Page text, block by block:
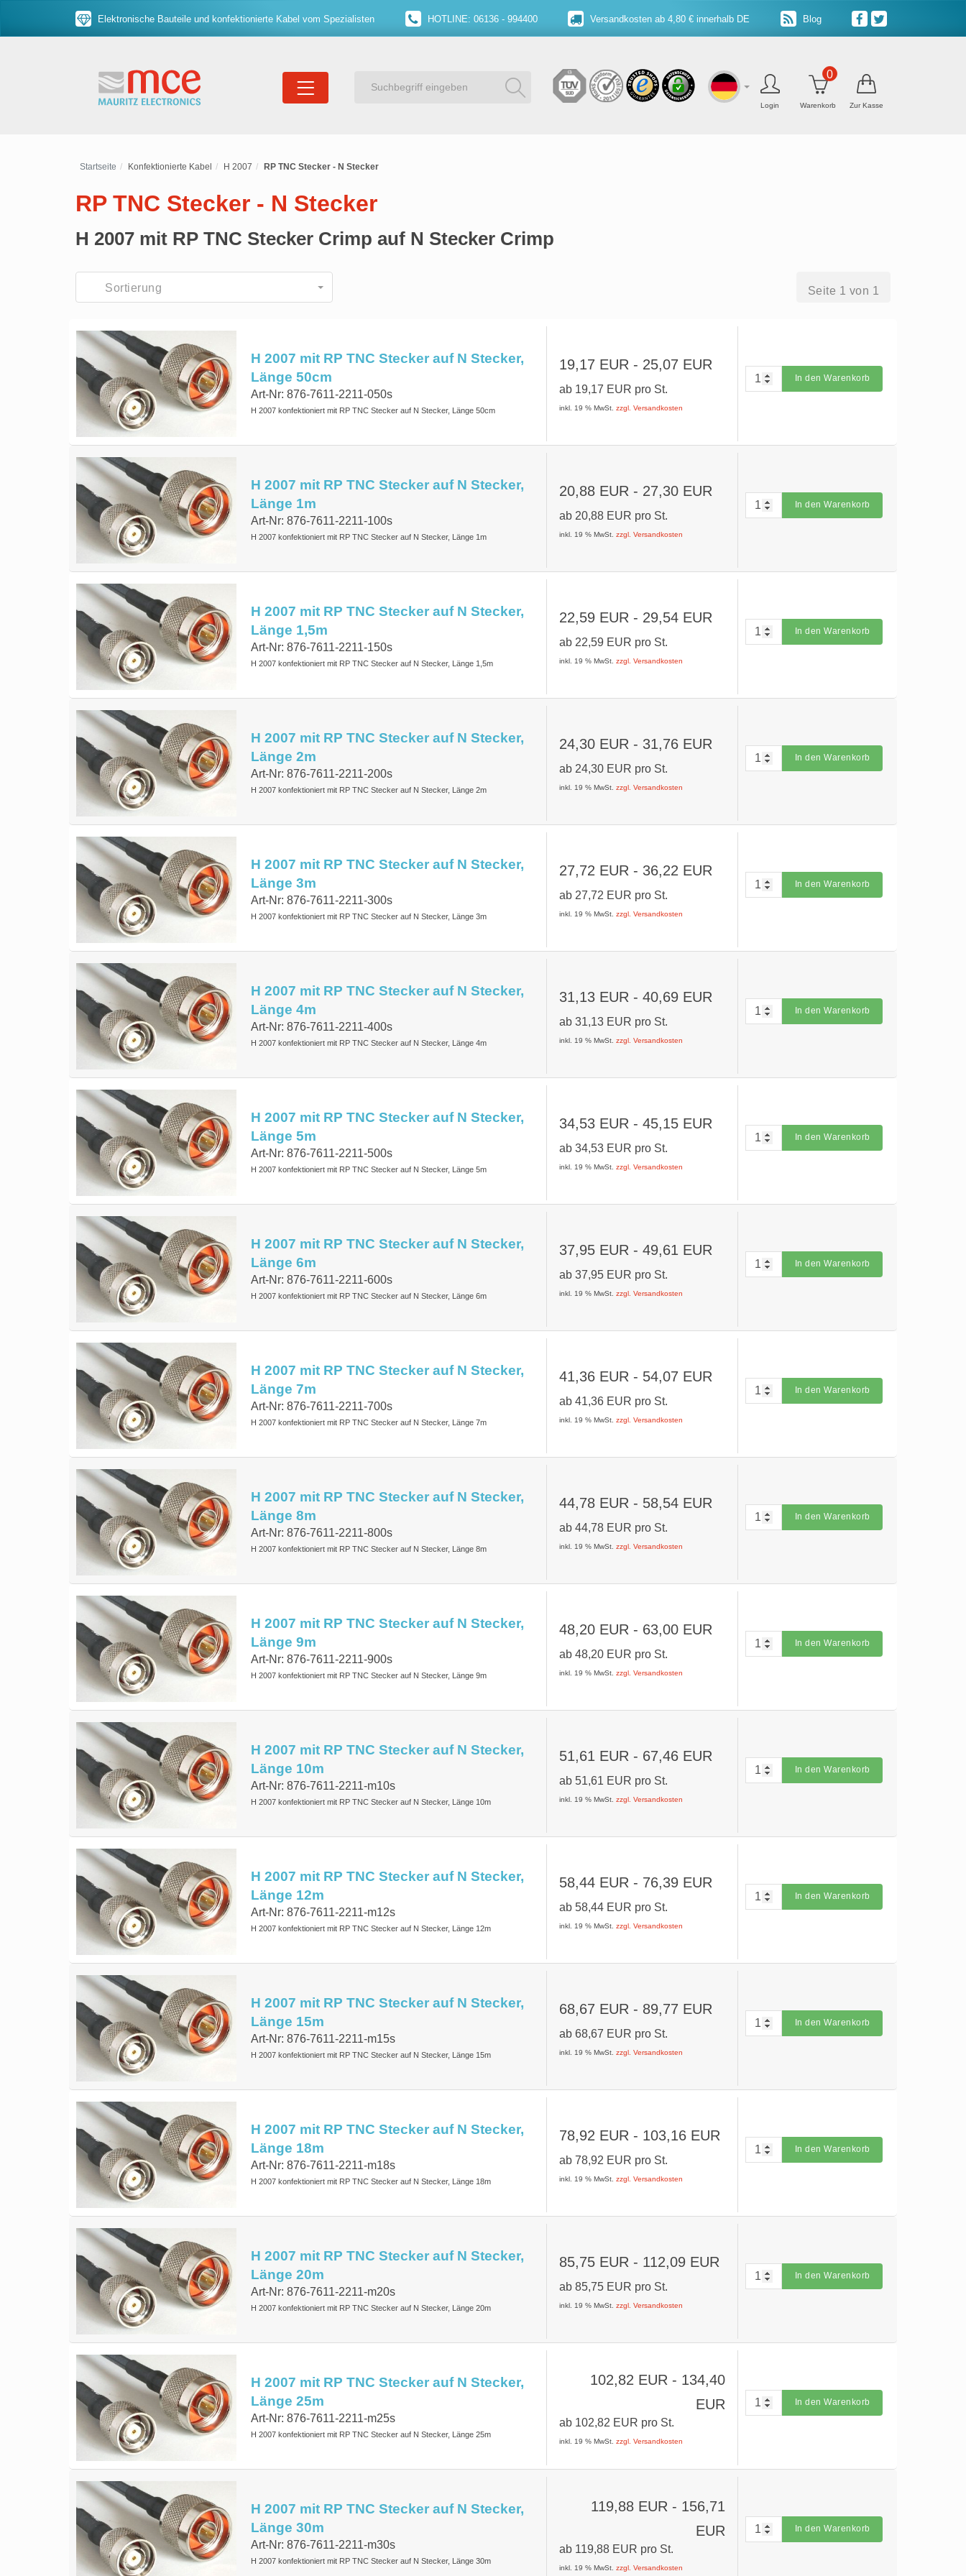
Elektronische Bauteile und konfektionierte Kabel vom Spezialisten HOTLINE: 06136 - 994400 Versandkosten ab 4,80 € innerhalb DE Blog
Login Warenkorb
0
Zur Kasse
Startseite Konfektionierte Kabel H 2007 RP TNC Stecker - N Stecker
RP TNC Stecker - N Stecker
H 2007 mit RP TNC Stecker Crimp auf N Stecker Crimp
Sortierung Seite 1 von 1
H 2007 mit RP TNC Stecker auf N Stecker,
Länge 50cm
Art-Nr: 876-7611-2211-050s
H 2007 konfektioniert mit RP TNC Stecker auf N Stecker, Länge 50cm
19,17 EUR - 25,07 EUR
ab 19,17 EUR pro St.
inkl. 19 % MwSt.zzgl. Versandkosten
In den Warenkorb
H 2007 mit RP TNC Stecker auf N Stecker,
Länge 1m
Art-Nr: 876-7611-2211-100s
H 2007 konfektioniert mit RP TNC Stecker auf N Stecker, Länge 1m
20,88 EUR - 27,30 EUR
ab 20,88 EUR pro St.
inkl. 19 % MwSt.zzgl. Versandkosten
In den Warenkorb
H 2007 mit RP TNC Stecker auf N Stecker,
Länge 1,5m
Art-Nr: 876-7611-2211-150s
H 2007 konfektioniert mit RP TNC Stecker auf N Stecker, Länge 1,5m
22,59 EUR - 29,54 EUR
ab 22,59 EUR pro St.
inkl. 19 % MwSt.zzgl. Versandkosten
In den Warenkorb
H 2007 mit RP TNC Stecker auf N Stecker,
Länge 2m
Art-Nr: 876-7611-2211-200s
H 2007 konfektioniert mit RP TNC Stecker auf N Stecker, Länge 2m
24,30 EUR - 31,76 EUR
ab 24,30 EUR pro St.
inkl. 19 % MwSt.zzgl. Versandkosten
In den Warenkorb
H 2007 mit RP TNC Stecker auf N Stecker,
Länge 3m
Art-Nr: 876-7611-2211-300s
H 2007 konfektioniert mit RP TNC Stecker auf N Stecker, Länge 3m
27,72 EUR - 36,22 EUR
ab 27,72 EUR pro St.
inkl. 19 % MwSt.zzgl. Versandkosten
In den Warenkorb
H 2007 mit RP TNC Stecker auf N Stecker,
Länge 4m
Art-Nr: 876-7611-2211-400s
H 2007 konfektioniert mit RP TNC Stecker auf N Stecker, Länge 4m
31,13 EUR - 40,69 EUR
ab31,13 EUR pro St.
inkl. 19 % MwSt.zzgl. Versandkosten
In den Warenkorb
H 2007 mit RP TNC Stecker auf N Stecker,
Länge 5m
Art-Nr: 876-7611-2211-500s
H 2007 konfektioniert mit RP TNC Stecker auf N Stecker, Länge 5m
34,53 EUR - 45,15 EUR
ab34,53 EUR pro St.
inkl. 19 % MwSt.zzgl. Versandkosten
In den Warenkorb
H 2007 mit RP TNC Stecker auf N Stecker,
Länge 6m
Art-Nr: 876-7611-2211-600s
H 2007 konfektioniert mit RP TNC Stecker auf N Stecker, Länge 6m
37,95 EUR - 49,61 EUR
ab37,95 EUR pro St.
inkl. 19 % MwSt.zzgl. Versandkosten
In den Warenkorb
H 2007 mit RP TNC Stecker auf N Stecker,
Länge 7m
Art-Nr: 876-7611-2211-700s
H 2007 konfektioniert mit RP TNC Stecker auf N Stecker, Länge 7m
41,36 EUR - 54,07 EUR
ab41,36 EUR pro St.
inkl. 19 % MwSt.zzgl. Versandkosten
In den Warenkorb
H 2007 mit RP TNC Stecker auf N Stecker,
Länge 8m
Art-Nr: 876-7611-2211-800s
H 2007 konfektioniert mit RP TNC Stecker auf N Stecker, Länge 8m
44,78 EUR - 58,54 EUR
ab44,78 EUR pro St.
inkl. 19 % MwSt.zzgl. Versandkosten
In den Warenkorb
H 2007 mit RP TNC Stecker auf N Stecker,
Länge 9m
Art-Nr: 876-7611-2211-900s
H 2007 konfektioniert mit RP TNC Stecker auf N Stecker, Länge 9m
48,20 EUR - 63,00 EUR
ab48,20 EUR pro St.
inkl. 19 % MwSt.zzgl. Versandkosten
In den Warenkorb
H 2007 mit RP TNC Stecker auf N Stecker,
Länge 10m
Art-Nr: 876-7611-2211-m10s
H 2007 konfektioniert mit RP TNC Stecker auf N Stecker, Länge 10m
51,61 EUR - 67,46 EUR
ab 51,61 EUR pro St.
inkl. 19 % MwSt.zzgl. Versandkosten
In den Warenkorb
H 2007 mit RP TNC Stecker auf N Stecker,
Länge 12m
Art-Nr: 876-7611-2211-m12s
H 2007 konfektioniert mit RP TNC Stecker auf N Stecker, Länge 12m
58,44 EUR - 76,39 EUR
ab 58,44 EUR pro St.
inkl. 19 % MwSt.zzgl. Versandkosten
In den Warenkorb
H 2007 mit RP TNC Stecker auf N Stecker,
Länge 15m
Art-Nr: 876-7611-2211-m15s
H 2007 konfektioniert mit RP TNC Stecker auf N Stecker, Länge 15m
68,67 EUR - 89,77 EUR
ab68,67 EUR pro St.
inkl. 19 % MwSt.zzgl. Versandkosten
In den Warenkorb
H 2007 mit RP TNC Stecker auf N Stecker,
Länge 18m
Art-Nr: 876-7611-2211-m18s
H 2007 konfektioniert mit RP TNC Stecker auf N Stecker, Länge 18m
78,92 EUR - 103,16 EUR
ab78,92 EUR pro St.
inkl. 19 % MwSt.zzgl. Versandkosten
In den Warenkorb
H 2007 mit RP TNC Stecker auf N Stecker,
Länge 20m
Art-Nr: 876-7611-2211-m20s
H 2007 konfektioniert mit RP TNC Stecker auf N Stecker, Länge 20m
85,75 EUR - 112,09 EUR
ab85,75 EUR pro St.
inkl. 19 % MwSt.zzgl. Versandkosten
In den Warenkorb
H 2007 mit RP TNC Stecker auf N Stecker,
Länge 25m
Art-Nr: 876-7611-2211-m25s
H 2007 konfektioniert mit RP TNC Stecker auf N Stecker, Länge 25m
102,82 EUR - 134,40
EUR
ab 102,82 EUR pro St.
inkl. 19 % MwSt.zzgl. Versandkosten
In den Warenkorb
H 2007 mit RP TNC Stecker auf N Stecker,
Länge 30m
Art-Nr: 876-7611-2211-m30s
H 2007 konfektioniert mit RP TNC Stecker auf N Stecker, Länge 30m
119,88 EUR - 156,71
EUR
ab 119,88 EUR pro St.
inkl. 19 % MwSt.zzgl. Versandkosten
In den Warenkorb